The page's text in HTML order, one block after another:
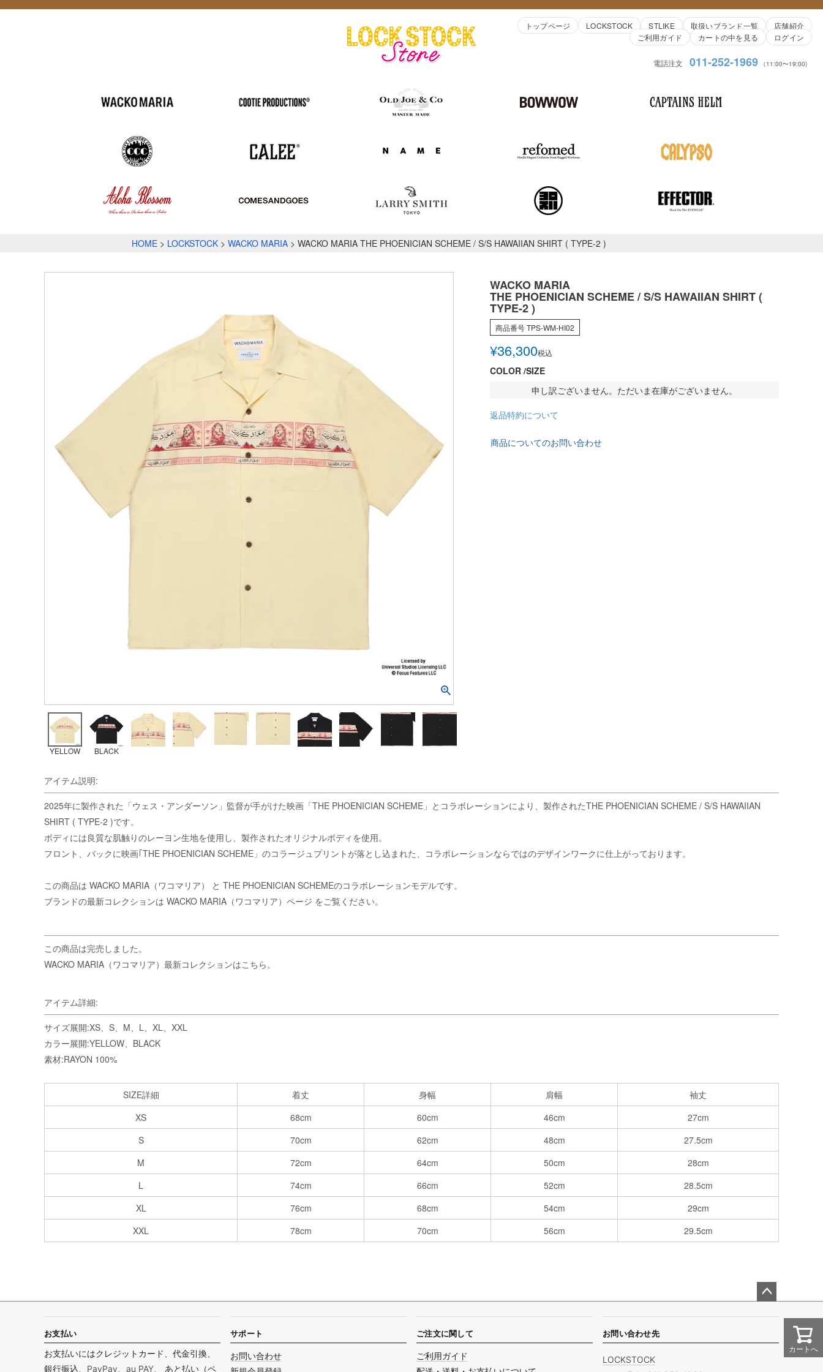
トップページ LOCKSTOCK STLIKE 取扱いブランド一覧
店舗紹介
ご利用ガイド
カートの中を見る ログイン
電話注文 011-252-1969 （11:00〜19:00)
HOME LOCKSTOCK WACKO MARIA WACKO MARIA THE PHOENICIAN SCHEME / S/S HAWAIIAN SHIRT ( TYPE-2 )
YELLOW BLACK
WACKO MARIA
THE PHOENICIAN SCHEME / S/S HAWAIIAN SHIRT (
TYPE-2 )
商品番号TPS-WM-HI02
¥36,300税込
COLOR SIZE
申し訳ございません。ただいま在庫がございません。
返品特約について
商品についてのお問い合わせ
アイテム説明:
2025年に製作された「ウェス・アンダーソン」監督が手がけた映画「THE PHOENICIAN SCHEME」とコラボレーションにより、製作されたTHE PHOENICIAN SCHEME / S/S HAWAIIAN
SHIRT ( TYPE-2 )です。
ボディには良質な肌触りのレーヨン生地を使用し、製作されたオリジナルボディを使用。
フロント、バックに映画｢THE PHOENICIAN SCHEME」のコラージュプリントが落とし込まれた、コラボレーションならではのデザインワークに仕上がっております。
この商品は WACKO MARIA（ワコマリア）
と THE PHOENICIAN SCHEMEのコラボレーションモデルです。
ブランドの最新コレクションは WACKO MARIA（ワコマリア）ページ をご覧ください。
この商品は完売しました。
WACKO MARIA（ワコマリア）最新コレクションはこちら。
アイテム詳細:
サイズ展開:XS、S、M、L、XL、XXL
カラー展開:YELLOW、BLACK
素材:RAYON 100%
SIZE詳細 着丈 身幅 肩幅
袖丈
XS
68cm 60cm 46cm
27cm
S
70cm 62cm 48cm
27.5cm
M
72cm 64cm 50cm
28cm
L
74cm 66cm 52cm
28.5cm
XL
76cm 68cm 54cm
29cm
XXL
78cm 70cm 56cm 29.5cm
カートへ
ジト
へ
お支払い
お支払いにはクレジットカード、代金引換、
銀行振込、PayPay、au PAY、 あと払い（ペ
サポート
お問い合わせ
ご注文に関して
ご利用ガイド
お問い合わせ先
LOCKSTOCK